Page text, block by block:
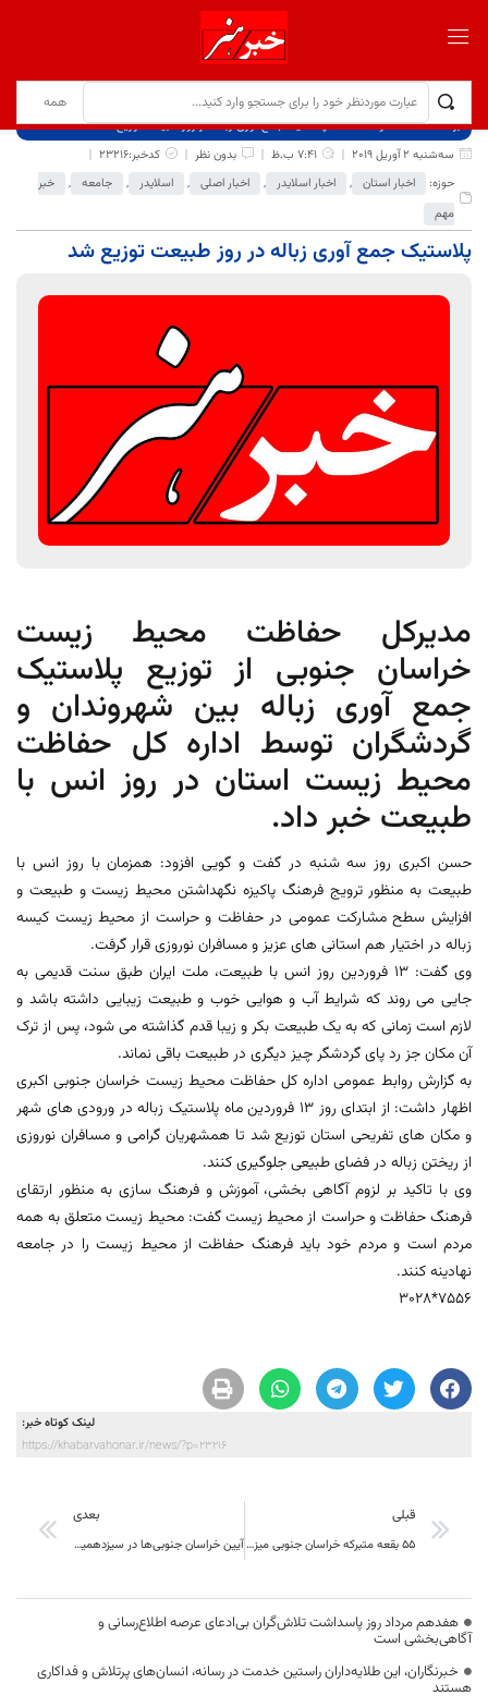
برگ نخست نوشته‌ها
پلاستیک جمع آوری زباله در روز طبیعت توزیع شد
سه‌شنبه 2 آوریل 2019
7:41 ب.ظ بدون نظر
کدخبر:23216
حوزه:
اخبار استان , اخبار اسلایدر , اخبار اصلی , اسلایدر , جامعه ,
خبر
مهم
پلاستیک جمع آوری زباله در روز طبیعت توزیع شد
مدیرکل حفاظت محیط زیست
خراسان جنوبی از توزیع پلاستیک
جمع آوری زباله بین شهروندان و
گردشگران توسط اداره کل حفاظت
محیط زیست استان در روز انس با
طبیعت خبر داد.
حسن اکبری روز سه شنبه در گفت و گویی افزود: همزمان با روز انس با
طبیعت به منظور ترویج فرهنگ پاکیزه نگهداشتن محیط زیست و طبیعت و
افزایش سطح مشارکت عمومی در حفاظت و حراست از محیط زیست کیسه
زباله در اختیار هم استانی های عزیز و مسافران نوروزی قرار گرفت.
وی گفت: 13 فروردین روز انس با طبیعت، ملت ایران طبق سنت قدیمی به
جایی می روند که شرایط آب و هوایی خوب و طبیعت زیبایی داشته باشد و
لازم است زمانی که به یک طبیعت بکر و زیبا قدم گذاشته می شود، پس از ترک
آن مکان جز رد پای گردشگر چیز دیگری در طبیعت باقی نماند.
به گزارش روابط عمومی اداره کل حفاظت محیط زیست خراسان جنوبی اکبری
اظهار داشت: از ابتدای روز 13 فروردین ماه پلاستیک زباله در ورودی های شهر
و مکان های تفریحی استان توزیع شد تا همشهریان گرامی و مسافران نوروزی
از ریختن زباله در فضای طبیعی جلوگیری کنند.
وی با تاکید بر لزوم آگاهی بخشی، آموزش و فرهنگ سازی به منظور ارتقای
فرهنگ حفاظت و حراست از محیط زیست گفت: محیط زیست متعلق به همه
مردم است و مردم خود باید فرهنگ حفاظت از محیط زیست را در جامعه
نهادینه کنند.
7556*3028
لینک کوتاه خبر:
https://khabarvahonar.ir/news/?p=23216
قبلی
۵۵ بقعه متبرکه خراسان‌ جنوبی میزبان مردم در روز طبیعت
بعدی
آیین خراسان جنوبی‌ها در سیزدهمین روز از فروردین
هفدهم مرداد روز پاسداشت تلاش‌گران بی‌ادعای عرصه اطلاع‌رسانی و
آگاهی‌بخشی است
خبرنگاران، این طلایه‌داران راستین خدمت در رسانه، انسان‌های پرتلاش و فداکاری
هستند